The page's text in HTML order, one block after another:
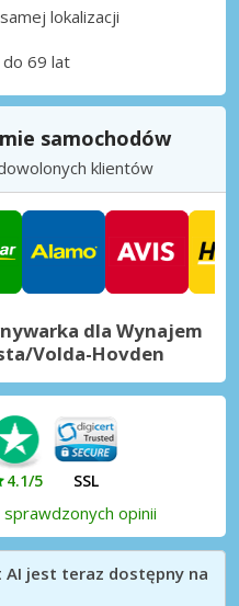
lokalizacji
69 lat
samochodów
klientów
dla Wynajem
Volda-Hovden
4.1/5 SSL
sprawdzonych opinii
AI jest teraz dostępny na